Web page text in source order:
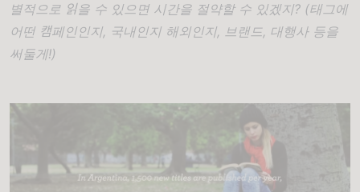
별적으로 읽을 수 있으면 시간을 절약할 수 있겠지? (태그에
어떤 캠페인인지, 국내인지 해외인지, 브랜드, 대행사 등을
써둘게!)